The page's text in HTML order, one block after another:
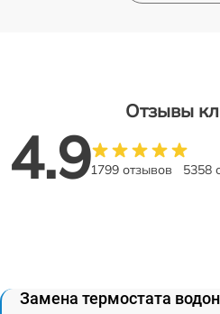
Отзывы
4.91799 отзывов 5358
Замена термостата